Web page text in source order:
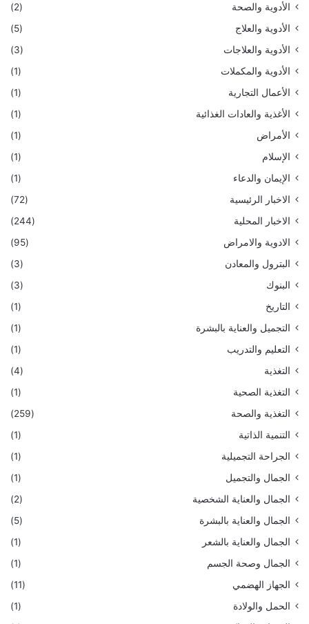
الأدوية والصحة
(2)
الأدوية والعلاج
(5)
الأدوية والعلاجات
(3)
الأدوية والمكملات
(1)
الأعمال التجارية
(1)
الأغذية والعادات الغذائية
(1)
الأمراض
(1)
الإسلام
(1)
الإيمان والدعاء
(1)
الاخبار الرئيسية
(72)
الاخبار المحلية
(244)
الادوية والامراض
(95)
البترول والمعادن
(3)
البنوك
(3)
التاريخ
(1)
التجميل والعناية بالبشرة
(1)
التعليم والتدريب
(1)
التغذية
(4)
التغذية الصحية
(1)
التغذية والصحة
(259)
التنمية الذاتية
(1)
الجراحة التجميلية
(1)
الجمال والتجميل
(1)
الجمال والعناية الشخصية
(2)
الجمال والعناية بالبشرة
(5)
الجمال والعناية بالشعر
(1)
الجمال وصحة الجسم
(1)
الجهاز الهضمي
(11)
الحمل والولادة
(1)